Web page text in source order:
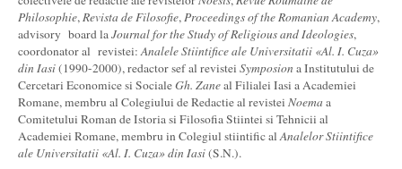
Philosophie,Revista de Filosofie,Proceedings of the Romanian Academy,
advisory board laJournal for the Study of Religious and Ideologies,
coordonator al revistei:Analele Stiintifice ale Universitatii «Al. I. Cuza»
din Iasi(1990-2000), redactor sef al revistei Symposion a Institutului de
Cercetari Economice si SocialeGh. Zaneal Filialei Iasi a Academiei
Romane, membru al Colegiului de Redactie al revistei Noemaa
Comitetului Roman de Istoria si Filosofia Stiintei si Tehnicii al
Academiei Romane, membru in Colegiul stiintific alAnalelor Stiintifice
ale Universitatii «Al. I. Cuza» din Iasi(S.N.).